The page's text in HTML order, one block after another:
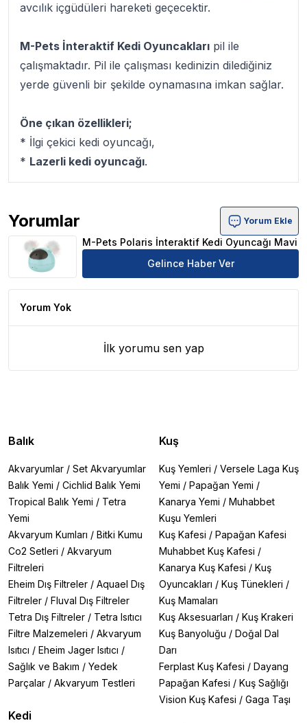
avcılık içgüdüleri hareketi geçecektir.
M-Pets İnteraktif Kedi Oyuncakları pil ile
çalışmaktadır. Pil ile çalışması kedinizin dilediğiniz
yerde güvenli bir şekilde oynamasına imkan sağlar.
Öne çıkan özellikleri;
* İlgi çekici kedi oyuncağı,
* Lazerli kedi oyuncağı.
Yorumlar
M-Pets Polaris İnteraktif Kedi Oyuncağı Mavi Ürün
Yorum Ekle
M-Pets Polaris İnteraktif Kedi Oyuncağı Mavi
Gelince Haber Ver
Yorum Yok
İlk yorumu sen yap
Balık
Akvaryumlar / Set Akvaryumlar
Balık Yemi / Cichlid Balık Yemi
Tropical Balık Yemi / Tetra
Yemi
Akvaryum Kumları / Bitki Kumu
Co2 Setleri / Akvaryum
Filtreleri
Eheim Dış Filtreler / Aquael Dış
Filtreler / Fluval Dış Filtreler
Tetra Dış Filtreler / Tetra Isıtıcı
Filtre Malzemeleri / Akvaryum
Isıtıcı / Eheim Jager Isıtıcı /
Sağlık ve Bakım / Yedek
Parçalar / Akvaryum Testleri
Kedi
Kuş
Kuş Yemleri / Versele Laga Kuş
Yemi / Papağan Yemi /
Kanarya Yemi / Muhabbet
Kuşu Yemleri
Kuş Kafesi / Papağan Kafesi
Muhabbet Kuş Kafesi /
Kanarya Kuş Kafesi / Kuş
Oyuncakları / Kuş Tünekleri /
Kuş Mamaları
Kuş Aksesuarları / Kuş Krakeri
Kuş Banyoluğu / Doğal Dal
Darı
Ferplast Kuş Kafesi / Dayang
Papağan Kafesi / Kuş Sağlığı
Vision Kuş Kafesi / Gaga Taşı